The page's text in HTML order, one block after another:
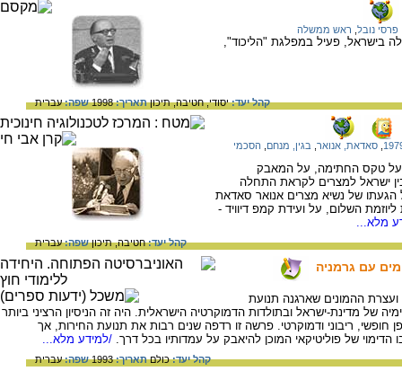
פרסי נובל ראש ממשלה
בישראל, פעיל במפלגת "הליכוד",
קהל יעד:יסודי,חטיבה,תיכוןתאריך:1998 שפה:עברית
סאדאת, אנואר בגין, מנחם הסכמי
על טקס החתימה, על המאבק
ישראל למצרים לקראת התחלה
הגעתו של נשיא מצרים אנואר סאדאת
השלום, על ועידת קמפ דיוויד -
מלא...
קהל יעד:חטיבה,תיכוןשפה:עברית
עם גרמניה
ההמונים שארגנה תנועת
של מדינת-ישראל ובתולדות הדמוקרטיה הישראלית. היה זה הניסיון הרציני ביותר
ריבוני ודמוקרטי. פרשה זו רדפה שנים רבות את תנועת החירות, אך
של פוליטיקאי המוכן להיאבק על עמדותיו בכל דרך. /למידע מלא...
קהל יעד:כולםתאריך:1993 שפה:עברית